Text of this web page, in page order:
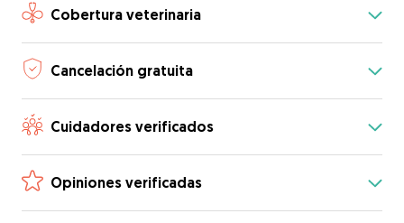
Cobertura veterinaria
Cancelación gratuita
Cuidadores verificados
Opiniones verificadas